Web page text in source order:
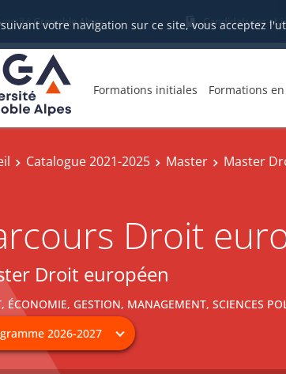
votre navigation sur ce site, vous acceptez
Grenoble Alpes Candidatures et
Formations initiales Formations
Catalogue 2021-2025 Master Master
Droit
Droit européen
ÉCONOMIE, GESTION, MANAGEMENT, SCIENCES